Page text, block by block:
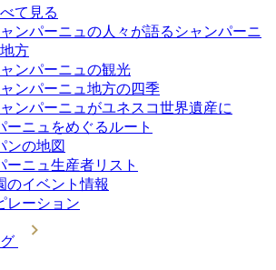
て見る
ンパーニュの人々が語るシャンパーニ
方
ンパーニュの観光
ンパーニュ地方の四季
ンパーニュがユネスコ世界遺産に
ーニュをめぐるルート
ンの地図
ーニュ生産者リスト
のイベント情報
レーション